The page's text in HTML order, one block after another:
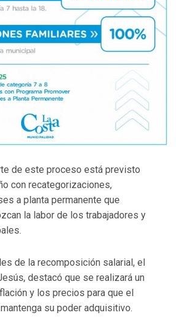
de este proceso está previsto
con recategorizaciones,
a planta permanente que
la labor de los trabajadores y
de la recomposición salarial, el
destacó que se realizará un
y los precios para que el
su poder adquisitivo.